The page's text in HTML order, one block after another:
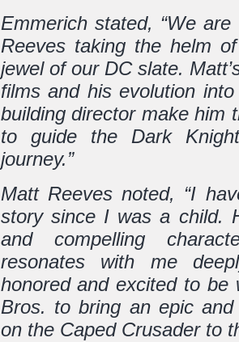
Emmerich stated, “We
Reeves taking the helm
jewel of our DC slate.
films and his evolution
building director make him
to guide the Dark
journey.”
Matt Reeves noted, “I
story since I was a child.
and compelling
resonates with me
honored and excited to be
Bros. to bring an epic
on the Caped Crusader to